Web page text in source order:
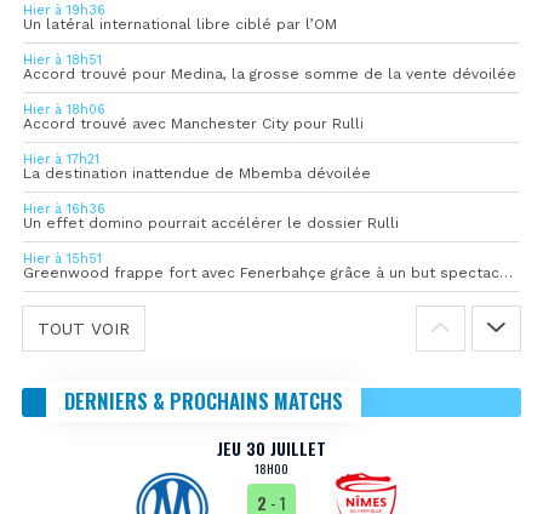
Hier à 19h36
Un latéral international libre ciblé par l’OM
Hier à 18h51
Accord trouvé pour Medina, la grosse somme de la vente dévoilée
Hier à 18h06
Accord trouvé avec Manchester City pour Rulli
Hier à 17h21
La destination inattendue de Mbemba dévoilée
Hier à 16h36
Un effet domino pourrait accélérer le dossier Rulli
Hier à 15h51
Greenwood frappe fort avec Fenerbahçe grâce à un but spectaculaire
TOUT VOIR
DERNIERS & PROCHAINS MATCHS
JEU 30 JUILLET
18H00
2 - 1